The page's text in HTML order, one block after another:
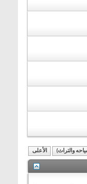
والتراث) الأعلى